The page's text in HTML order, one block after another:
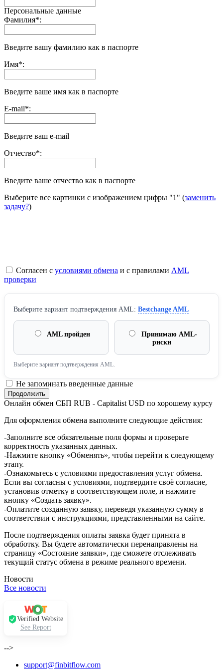
Персональные данные
Фамилия*:
Введите вашу фамилию как в паспорте
Имя*:
Введите ваше имя как в паспорте
E-mail*:
Введите ваш e-mail
Отчество*:
Введите ваше отчество как в паспорте
Выберите все картинки с изображением цифры "1" (заменить
задачу?)
Согласен с условиями обмена и с правилами AML
проверки
Выберите вариант подтверждения AML: Bestchange AML
AML пройден
Принимаю AML-
риски
Выберите вариант подтверждения AML.
Не запоминать введенные данные
Онлайн обмен СБП RUB - Capitalist USD по хорошему курсу
Для оформления обмена выполните следующие действия:
-Заполните все обязательные поля формы и проверьте
корректность указанных данных.
-Нажмите кнопку «Обменять», чтобы перейти к следующему
этапу.
-Ознакомьтесь с условиями предоставления услуг обмена.
Если вы согласны с условиями, подтвердите своё согласие,
установив отметку в соответствующем поле, и нажмите
кнопку «Создать заявку».
-Оплатите созданную заявку, переведя указанную сумму в
соответствии с инструкциями, представленными на сайте.
После подтверждения оплаты заявка будет принята в
обработку. Вы будете автоматически перенаправлены на
страницу «Состояние заявки», где сможете отслеживать
текущий статус обмена в режиме реального времени.
Новости
Все новости
Verified Website
See Report
-->
support@finbitflow.com